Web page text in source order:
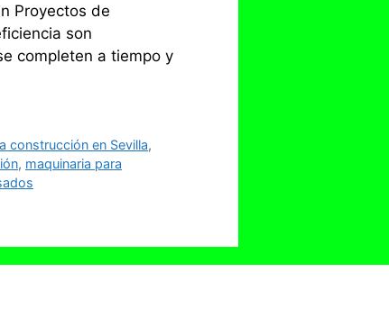
Proyectos de
son
completen a tiempo y
construcción en Sevilla,
, maquinaria para